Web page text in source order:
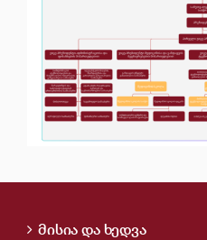
მისია და ხედვა